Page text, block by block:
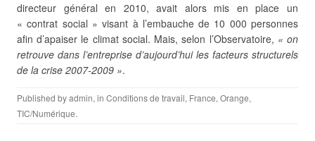
directeur général en 2010, avait alors mis en place un
« contrat social » visant à l’embauche de 10 000 personnes
afin d’apaiser le climat social. Mais, selon l’Observatoire, « on
retrouve dans l’entreprise d’aujourd’hui les facteurs structurels
de la crise 2007-2009 ».
Published byadmin, in Conditions de travail, France, Orange,
TIC/Numérique.